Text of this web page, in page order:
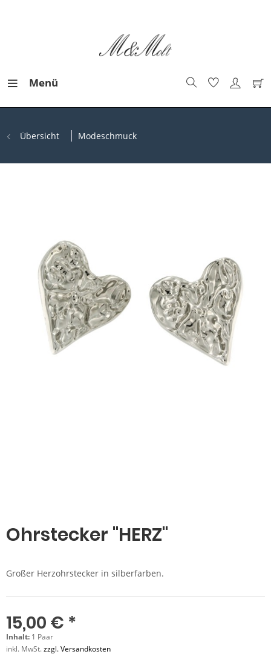
Menü
Übersicht Modeschmuck
Ohrstecker "HERZ"
Großer Herzohrstecker in silberfarben.
15,00 € *
Inhalt: 1 Paar
inkl. MwSt.zzgl. Versandkosten